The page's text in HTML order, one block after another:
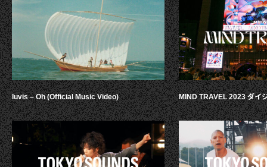
luvis – Oh (Official Music Video) MIND TRAVEL 2023 ダイ